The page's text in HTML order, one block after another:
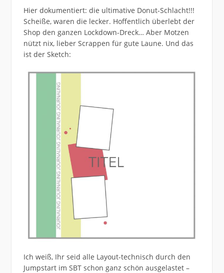
Hier dokumentiert: die ultimative Donut-Schlacht!!!
Scheiße, waren die lecker. Hoffentlich überlebt der
Shop den ganzen Lockdown-Dreck… Aber Motzen
nützt nix, lieber Scrappen für gute Laune. Und das
ist der Sketch:
Ich weiß, Ihr seid alle Layout-technisch durch den
Jumpstart im SBT schon ganz schön ausgelastet –